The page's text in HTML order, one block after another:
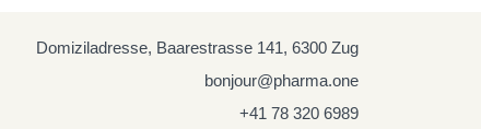
Domiziladresse, Baarestrasse 141, 6300 Zug
bonjour@pharma.one
+41 78 320 6989